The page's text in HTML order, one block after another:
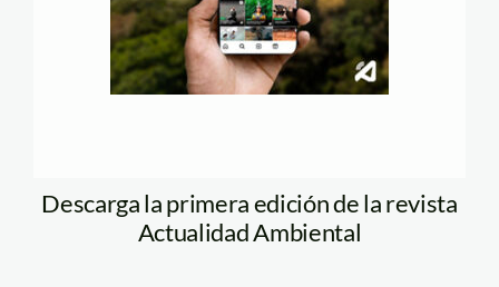
Descarga la primera edición de la revista
Actualidad Ambiental